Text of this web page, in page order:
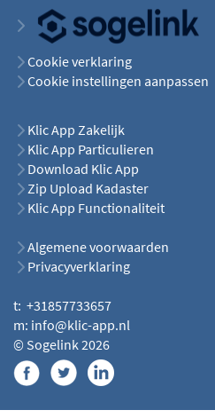
Cookie verklaring
Cookie instellingen aanpassen
Klic App Zakelijk
Klic App Particulieren
Download Klic App
Zip Upload Kadaster
Klic App Functionaliteit
Algemene voorwaarden
Privacyverklaring
t: +31857733657
m: info@klic-app.nl
© Sogelink 2026